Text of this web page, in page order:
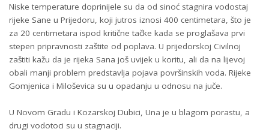
Niske temperature doprinijele su da od sinoć stagnira vodostaj
rijeke Sane u Prijedoru, koji jutros iznosi 400 centimetara, što je
za 20 centimetara ispod kritične tačke kada se proglašava prvi
stepen pripravnosti zaštite od poplava. U prijedorskoj Civilnoj
zaštiti kažu da je rijeka Sana još uvijek u koritu, ali da na lijevoj
obali manji problem predstavlja pojava površinskih voda. Rijeke
Gomjenica i Miloševica su u opadanju u odnosu na juče.
U Novom Gradu i Kozarskoj Dubici, Una je u blagom porastu, a
drugi vodotoci su u stagnaciji.